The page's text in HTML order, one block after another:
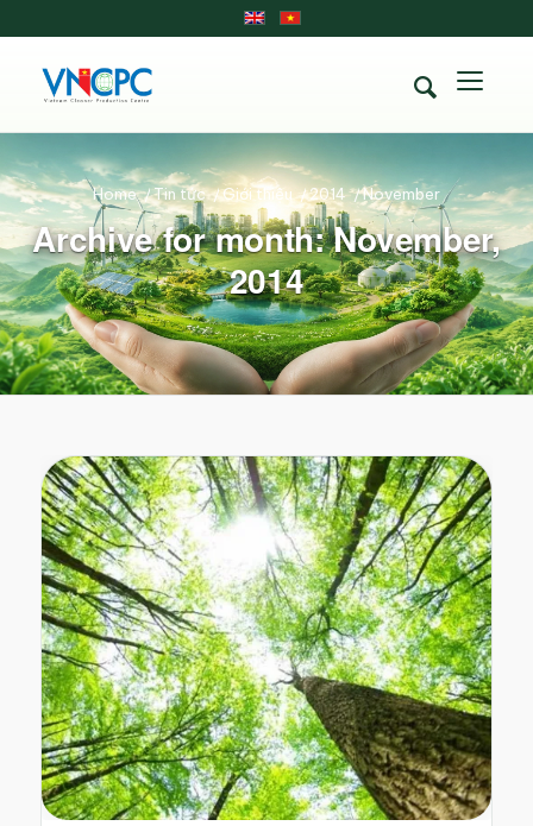
Archive for month: November,
2014
Home /Tin tức /Giới thiệu /2014 /November